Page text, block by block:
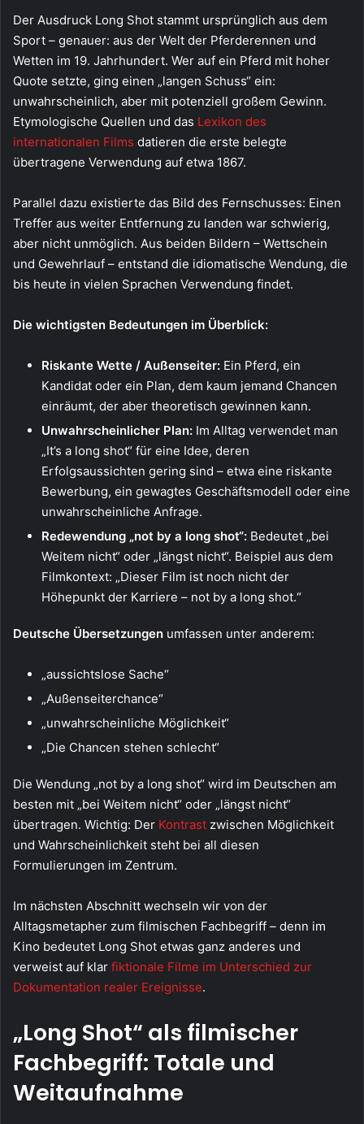
Der Ausdruck Long Shot stammt ursprünglich aus dem
Sport – genauer: aus der Welt der Pferderennen und
Wetten im 19. Jahrhundert. Wer auf ein Pferd mit hoher
Quote setzte, ging einen „langen Schuss“ ein:
unwahrscheinlich, aber mit potenziell großem Gewinn.
Etymologische Quellen und das Lexikon des
internationalen Films datieren die erste belegte
übertragene Verwendung auf etwa 1867.
Parallel dazu existierte das Bild des Fernschusses: Einen
Treffer aus weiter Entfernung zu landen war schwierig,
aber nicht unmöglich. Aus beiden Bildern – Wettschein
und Gewehrlauf – entstand die idiomatische Wendung, die
bis heute in vielen Sprachen Verwendung findet.
Die wichtigsten Bedeutungen im Überblick:
Riskante Wette / Außenseiter: Ein Pferd, ein
Kandidat oder ein Plan, dem kaum jemand Chancen
einräumt, der aber theoretisch gewinnen kann.
Unwahrscheinlicher Plan: Im Alltag verwendet man
„It’s a long shot“ für eine Idee, deren
Erfolgsaussichten gering sind – etwa eine riskante
Bewerbung, ein gewagtes Geschäftsmodell oder eine
unwahrscheinliche Anfrage.
Redewendung „not by a long shot“: Bedeutet „bei
Weitem nicht“ oder „längst nicht“. Beispiel aus dem
Filmkontext: „Dieser Film ist noch nicht der
Höhepunkt der Karriere – not by a long shot.“
Deutsche Übersetzungen umfassen unter anderem:
„aussichtslose Sache“
„Außenseiterchance“
„unwahrscheinliche Möglichkeit“
„Die Chancen stehen schlecht“
Die Wendung „not by a long shot“ wird im Deutschen am
besten mit „bei Weitem nicht“ oder „längst nicht“
übertragen. Wichtig: Der Kontrast zwischen Möglichkeit
und Wahrscheinlichkeit steht bei all diesen
Formulierungen im Zentrum.
Im nächsten Abschnitt wechseln wir von der
Alltagsmetapher zum filmischen Fachbegriff – denn im
Kino bedeutet Long Shot etwas ganz anderes und
verweist auf klar fiktionale Filme im Unterschied zur
Dokumentation realer Ereignisse.
„Long Shot“ als filmischer
Fachbegriff: Totale und
Weitaufnahme